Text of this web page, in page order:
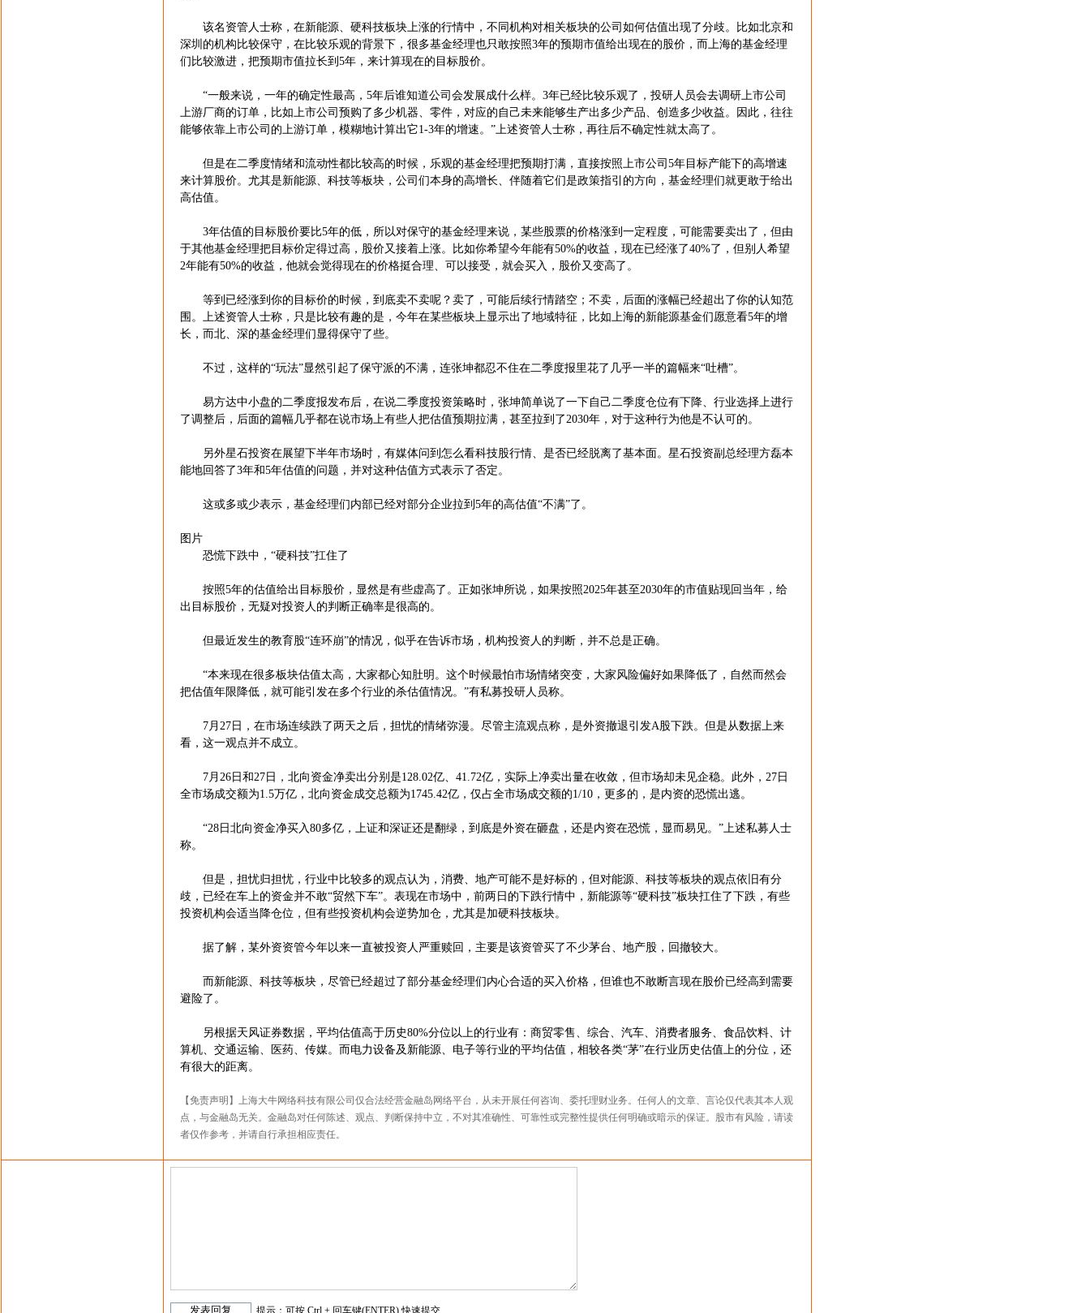
该名资管人士称，在新能源、硬科技板块上涨的行情中，不同机构对相关板块的公司如何估值出现了分歧。比如北京和
深圳的机构比较保守，在比较乐观的背景下，很多基金经理也只敢按照3年的预期市值给出现在的股价，而上海的基金经理
们比较激进，把预期市值拉长到5年，来计算现在的目标股价。
“一般来说，一年的确定性最高，5年后谁知道公司会发展成什么样。3年已经比较乐观了，投研人员会去调研上市公司
上游厂商的订单，比如上市公司预购了多少机器、零件，对应的自己未来能够生产出多少产品、创造多少收益。因此，往往
能够依靠上市公司的上游订单，模糊地计算出它1-3年的增速。”上述资管人士称，再往后不确定性就太高了。
但是在二季度情绪和流动性都比较高的时候，乐观的基金经理把预期打满，直接按照上市公司5年目标产能下的高增速
来计算股价。尤其是新能源、科技等板块，公司们本身的高增长、伴随着它们是政策指引的方向，基金经理们就更敢于给出
高估值。
3年估值的目标股价要比5年的低，所以对保守的基金经理来说，某些股票的价格涨到一定程度，可能需要卖出了，但由
于其他基金经理把目标价定得过高，股价又接着上涨。比如你希望今年能有50%的收益，现在已经涨了40%了，但别人希望
2年能有50%的收益，他就会觉得现在的价格挺合理、可以接受，就会买入，股价又变高了。
等到已经涨到你的目标价的时候，到底卖不卖呢？卖了，可能后续行情踏空；不卖，后面的涨幅已经超出了你的认知范
围。上述资管人士称，只是比较有趣的是，今年在某些板块上显示出了地域特征，比如上海的新能源基金们愿意看5年的增
长，而北、深的基金经理们显得保守了些。
不过，这样的“玩法”显然引起了保守派的不满，连张坤都忍不住在二季度报里花了几乎一半的篇幅来“吐槽”。
易方达中小盘的二季度报发布后，在说二季度投资策略时，张坤简单说了一下自己二季度仓位有下降、行业选择上进行
了调整后，后面的篇幅几乎都在说市场上有些人把估值预期拉满，甚至拉到了2030年，对于这种行为他是不认可的。
另外星石投资在展望下半年市场时，有媒体问到怎么看科技股行情、是否已经脱离了基本面。星石投资副总经理方磊本
能地回答了3年和5年估值的问题，并对这种估值方式表示了否定。
这或多或少表示，基金经理们内部已经对部分企业拉到5年的高估值“不满”了。
图片
恐慌下跌中，“硬科技”扛住了
按照5年的估值给出目标股价，显然是有些虚高了。正如张坤所说，如果按照2025年甚至2030年的市值贴现回当年，给
出目标股价，无疑对投资人的判断正确率是很高的。
但最近发生的教育股“连环崩”的情况，似乎在告诉市场，机构投资人的判断，并不总是正确。
“本来现在很多板块估值太高，大家都心知肚明。这个时候最怕市场情绪突变，大家风险偏好如果降低了，自然而然会
把估值年限降低，就可能引发在多个行业的杀估值情况。”有私募投研人员称。
7月27日，在市场连续跌了两天之后，担忧的情绪弥漫。尽管主流观点称，是外资撤退引发A股下跌。但是从数据上来
看，这一观点并不成立。
7月26日和27日，北向资金净卖出分别是128.02亿、41.72亿，实际上净卖出量在收敛，但市场却未见企稳。此外，27日
全市场成交额为1.5万亿，北向资金成交总额为1745.42亿，仅占全市场成交额的1/10，更多的，是内资的恐慌出逃。
“28日北向资金净买入80多亿，上证和深证还是翻绿，到底是外资在砸盘，还是内资在恐慌，显而易见。”上述私募人士
称。
但是，担忧归担忧，行业中比较多的观点认为，消费、地产可能不是好标的，但对能源、科技等板块的观点依旧有分
歧，已经在车上的资金并不敢“贸然下车”。表现在市场中，前两日的下跌行情中，新能源等“硬科技”板块扛住了下跌，有些
投资机构会适当降仓位，但有些投资机构会逆势加仓，尤其是加硬科技板块。
据了解，某外资资管今年以来一直被投资人严重赎回，主要是该资管买了不少茅台、地产股，回撤较大。
而新能源、科技等板块，尽管已经超过了部分基金经理们内心合适的买入价格，但谁也不敢断言现在股价已经高到需要
避险了。
另根据天风证券数据，平均估值高于历史80%分位以上的行业有：商贸零售、综合、汽车、消费者服务、食品饮料、计
算机、交通运输、医药、传媒。而电力设备及新能源、电子等行业的平均估值，相较各类“茅”在行业历史估值上的分位，还
有很大的距离。
【免责声明】上海大牛网络科技有限公司仅合法经营金融岛网络平台，从未开展任何咨询、委托理财业务。任何人的文章、言论仅代表其本人观
点，与金融岛无关。金融岛对任何陈述、观点、判断保持中立，不对其准确性、可靠性或完整性提供任何明确或暗示的保证。股市有风险，请读
者仅作参考，并请自行承担相应责任。
提示：可按 Ctrl + 回车键(ENTER) 快速提交